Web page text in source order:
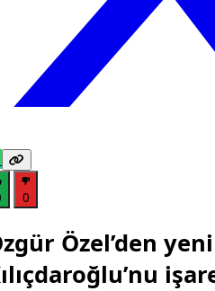
0
Özel’den